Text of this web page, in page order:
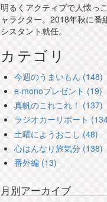
明るくアクティブで人懐っ
ャラクター。2018年秋に番
シスタント就任。
カテゴリ
今週のうまいもん (148)
e-monoプレゼント (19)
真帆のこれこれ！ (137)
ラジオカーリポート
土曜にようおこし (48)
心はんなり旅気分 (138)
番外編 (13)
月別アーカイブ